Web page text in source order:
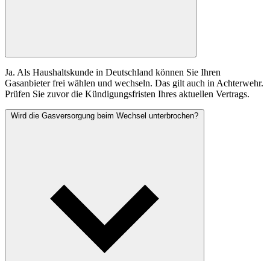
Ja. Als Haushaltskunde in Deutschland können Sie Ihren
Gasanbieter frei wählen und wechseln. Das gilt auch in Achterwehr.
Prüfen Sie zuvor die Kündigungsfristen Ihres aktuellen Vertrags.
Wird die Gasversorgung beim Wechsel unterbrochen?